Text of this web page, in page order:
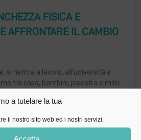
a tutelare la tua
il nostro sito web ed i nostri servizi.
FISICA E
AFFRONTARE IL CAMBIO
si rientra a lavoro, all’università e
tra casa, bambini, palestra e mille